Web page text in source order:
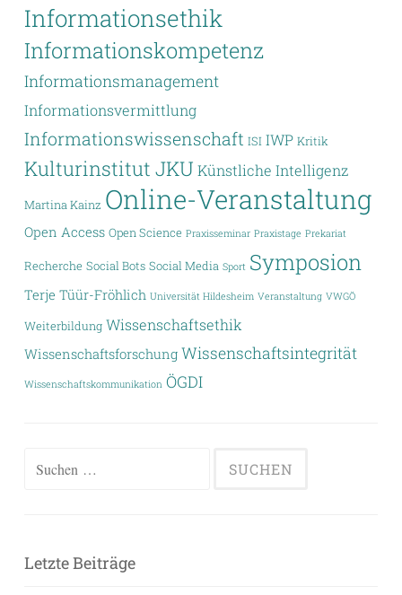
Informationsethik
Informationskompetenz
Informationsmanagement
Informationsvermittlung
Informationswissenschaft ISI IWP Kritik
Kulturinstitut JKU Künstliche Intelligenz
Martina Kainz Online-Veranstaltung
Open Access Open Science Praxisseminar Praxistage Prekariat
Recherche Social Bots Social Media Sport Symposion
Terje Tüür-Fröhlich Universität Hildesheim Veranstaltung VWGÖ
Weiterbildung Wissenschaftsethik
Wissenschaftsforschung Wissenschaftsintegrität
Wissenschaftskommunikation ÖGDI
Suchen
Letzte Beiträge